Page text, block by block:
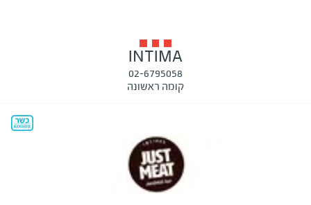
INTIMA
02-6795058
קומה ראשונה